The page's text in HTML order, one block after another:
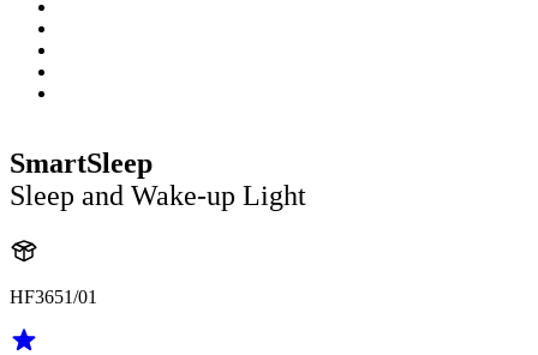
SmartSleep
Sleep and Wake-up Light
HF3651/01